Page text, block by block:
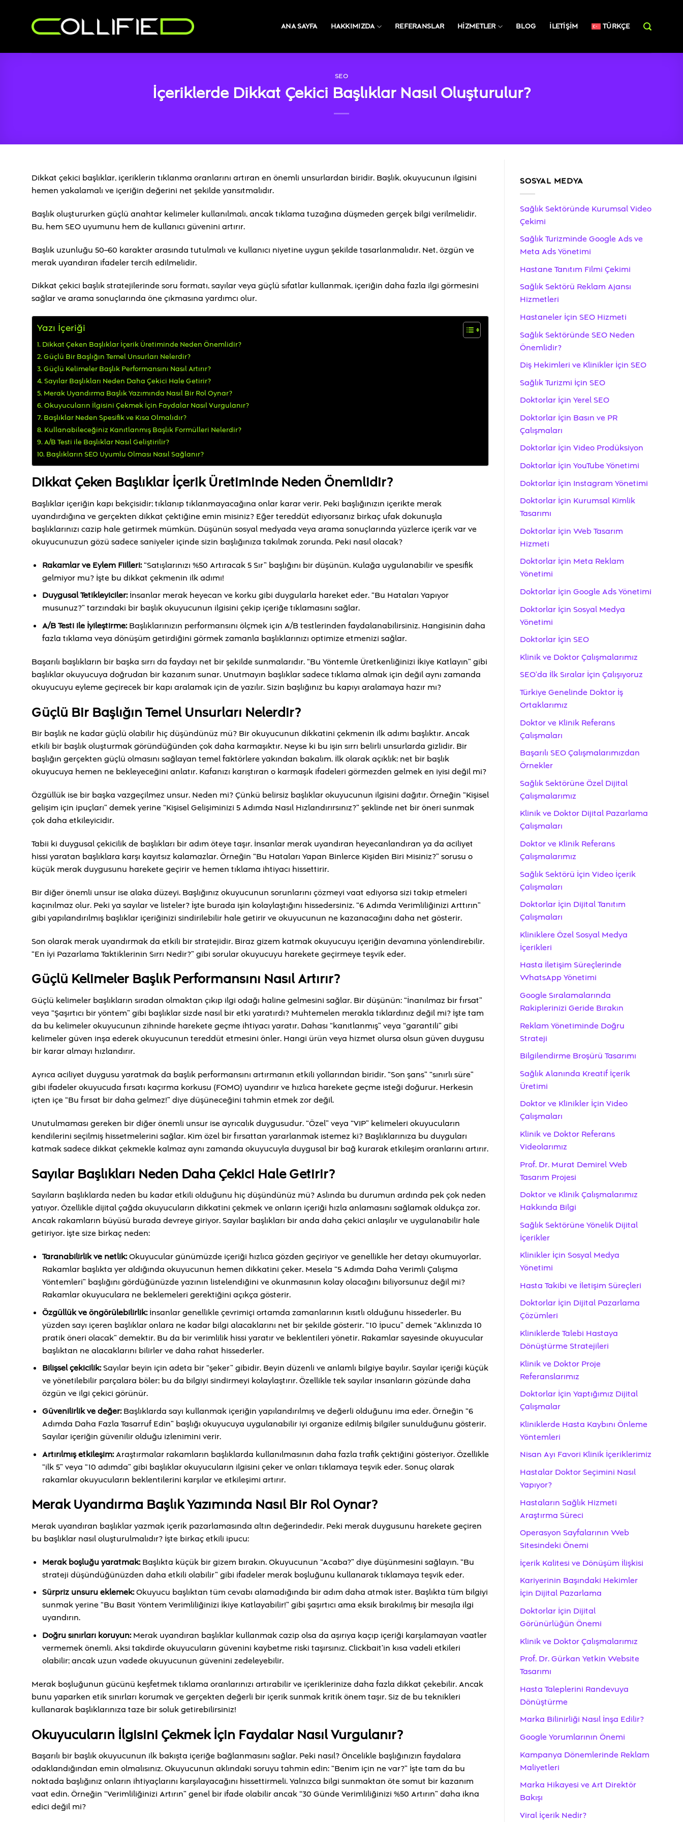
ANA SAYFA HAKKIMIZDA REFERANSLAR HIZMETLER BLOG İLETIŞIM TÜRKÇE
SEO
İçeriklerde Dikkat Çekici Başlıklar Nasıl Oluşturulur?
Dikkat çekici başlıklar, içeriklerin tıklanma oranlarını artıran en önemli unsurlardan biridir. Başlık, okuyucunun ilgisini
hemen yakalamalı ve içeriğin değerini net şekilde yansıtmalıdır.
Başlık oluştururken güçlü anahtar kelimeler kullanılmalı, ancak tıklama tuzağına düşmeden gerçek bilgi verilmelidir.
Bu, hem SEO uyumunu hem de kullanıcı güvenini artırır.
Başlık uzunluğu 50–60 karakter arasında tutulmalı ve kullanıcı niyetine uygun şekilde tasarlanmalıdır. Net, özgün ve
merak uyandıran ifadeler tercih edilmelidir.
Dikkat çekici başlık stratejilerinde soru formatı, sayılar veya güçlü sıfatlar kullanmak, içeriğin daha fazla ilgi görmesini
sağlar ve arama sonuçlarında öne çıkmasına yardımcı olur.
Yazı İçeriği
Dikkat Çeken Başlıklar İçerik Üretiminde Neden Önemlidir?
Güçlü Bir Başlığın Temel Unsurları Nelerdir?
Güçlü Kelimeler Başlık Performansını Nasıl Artırır?
Sayılar Başlıkları Neden Daha Çekici Hale Getirir?
Merak Uyandırma Başlık Yazımında Nasıl Bir Rol Oynar?
Okuyucuların İlgisini Çekmek İçin Faydalar Nasıl Vurgulanır?
Başlıklar Neden Spesifik ve Kısa Olmalıdır?
Kullanabileceğiniz Kanıtlanmış Başlık Formülleri Nelerdir?
A/B Testi ile Başlıklar Nasıl Geliştirilir?
Başlıkların SEO Uyumlu Olması Nasıl Sağlanır?
Dikkat Çeken Başlıklar İçerik Üretiminde Neden Önemlidir?
Başlıklar içeriğin kapı bekçisidir; tıklanıp tıklanmayacağına onlar karar verir. Peki başlığınızın içerikte merak
uyandırdığına ve gerçekten dikkat çektiğine emin misiniz? Eğer tereddüt ediyorsanız birkaç ufak dokunuşla
başlıklarınızı cazip hale getirmek mümkün. Düşünün sosyal medyada veya arama sonuçlarında yüzlerce içerik var ve
okuyucunuzun gözü sadece saniyeler içinde sizin başlığınıza takılmak zorunda. Peki nasıl olacak?
Rakamlar ve Eylem Fiilleri:“Satışlarınızı %50 Artıracak 5 Sır” başlığını bir düşünün. Kulağa uygulanabilir ve spesifik
gelmiyor mu? İşte bu dikkat çekmenin ilk adımı!
Duygusal Tetikleyiciler:İnsanlar merak heyecan ve korku gibi duygularla hareket eder. “Bu Hataları Yapıyor
musunuz?” tarzındaki bir başlık okuyucunun ilgisini çekip içeriğe tıklamasını sağlar.
A/B Testi ile İyileştirme:Başlıklarınızın performansını ölçmek için A/B testlerinden faydalanabilirsiniz. Hangisinin daha
fazla tıklama veya dönüşüm getirdiğini görmek zamanla başlıklarınızı optimize etmenizi sağlar.
Başarılı başlıkların bir başka sırrı da faydayı net bir şekilde sunmalarıdır. “Bu Yöntemle Üretkenliğinizi İkiye Katlayın” gibi
başlıklar okuyucuya doğrudan bir kazanım sunar. Unutmayın başlıklar sadece tıklama almak için değil aynı zamanda
okuyucuyu eyleme geçirecek bir kapı aralamak için de yazılır. Sizin başlığınız bu kapıyı aralamaya hazır mı?
Güçlü Bir Başlığın Temel Unsurları Nelerdir?
Bir başlık ne kadar güçlü olabilir hiç düşündünüz mü? Bir okuyucunun dikkatini çekmenin ilk adımı başlıktır. Ancak
etkili bir başlık oluşturmak göründüğünden çok daha karmaşıktır. Neyse ki bu işin sırrı belirli unsurlarda gizlidir. Bir
başlığın gerçekten güçlü olmasını sağlayan temel faktörlere yakından bakalım. İlk olarak açıklık; net bir başlık
okuyucuya hemen ne bekleyeceğini anlatır. Kafanızı karıştıran o karmaşık ifadeleri görmezden gelmek en iyisi değil mi?
Özgüllük ise bir başka vazgeçilmez unsur. Neden mi? Çünkü belirsiz başlıklar okuyucunun ilgisini dağıtır. Örneğin “Kişisel
gelişim için ipuçları” demek yerine “Kişisel Gelişiminizi 5 Adımda Nasıl Hızlandırırsınız?” şeklinde net bir öneri sunmak
çok daha etkileyicidir.
Tabii ki duygusal çekicilik de başlıkları bir adım öteye taşır. İnsanlar merak uyandıran heyecanlandıran ya da aciliyet
hissi yaratan başlıklara karşı kayıtsız kalamazlar. Örneğin “Bu Hataları Yapan Binlerce Kişiden Biri Misiniz?” sorusu o
küçük merak duygusunu harekete geçirir ve hemen tıklama ihtiyacı hissettirir.
Bir diğer önemli unsur ise alaka düzeyi. Başlığınız okuyucunun sorunlarını çözmeyi vaat ediyorsa sizi takip etmeleri
kaçınılmaz olur. Peki ya sayılar ve listeler? İşte burada işin kolaylaştığını hissedersiniz. “6 Adımda Verimliliğinizi Arttırın”
gibi yapılandırılmış başlıklar içeriğinizi sindirilebilir hale getirir ve okuyucunun ne kazanacağını daha net gösterir.
Son olarak merak uyandırmak da etkili bir stratejidir. Biraz gizem katmak okuyucuyu içeriğin devamına yönlendirebilir.
“En İyi Pazarlama Taktiklerinin Sırrı Nedir?” gibi sorular okuyucuyu harekete geçirmeye teşvik eder.
Güçlü Kelimeler Başlık Performansını Nasıl Artırır?
Güçlü kelimeler başlıkların sıradan olmaktan çıkıp ilgi odağı haline gelmesini sağlar. Bir düşünün: “İnanılmaz bir fırsat”
veya “Şaşırtıcı bir yöntem” gibi başlıklar sizde nasıl bir etki yaratırdı? Muhtemelen merakla tıklardınız değil mi? İşte tam
da bu kelimeler okuyucunun zihninde harekete geçme ihtiyacı yaratır. Dahası “kanıtlanmış” veya “garantili” gibi
kelimeler güven inşa ederek okuyucunun tereddüt etmesini önler. Hangi ürün veya hizmet olursa olsun güven duygusu
bir karar almayı hızlandırır.
Ayrıca aciliyet duygusu yaratmak da başlık performansını artırmanın etkili yollarından biridir. “Son şans” “sınırlı süre”
gibi ifadeler okuyucuda fırsatı kaçırma korkusu (FOMO) uyandırır ve hızlıca harekete geçme isteği doğurur. Herkesin
içten içe “Bu fırsat bir daha gelmez!” diye düşüneceğini tahmin etmek zor değil.
Unutulmaması gereken bir diğer önemli unsur ise ayrıcalık duygusudur. “Özel” veya “VIP” kelimeleri okuyucuların
kendilerini seçilmiş hissetmelerini sağlar. Kim özel bir fırsattan yararlanmak istemez ki? Başlıklarınıza bu duyguları
katmak sadece dikkat çekmekle kalmaz aynı zamanda okuyucuyla duygusal bir bağ kurarak etkileşim oranlarını artırır.
Sayılar Başlıkları Neden Daha Çekici Hale Getirir?
Sayıların başlıklarda neden bu kadar etkili olduğunu hiç düşündünüz mü? Aslında bu durumun ardında pek çok neden
yatıyor. Özellikle dijital çağda okuyucuların dikkatini çekmek ve onların içeriği hızla anlamasını sağlamak oldukça zor.
Ancak rakamların büyüsü burada devreye giriyor. Sayılar başlıkları bir anda daha çekici anlaşılır ve uygulanabilir hale
getiriyor. İşte size birkaç neden:
Taranabilirlik ve netlik:Okuyucular günümüzde içeriği hızlıca gözden geçiriyor ve genellikle her detayı okumuyorlar.
Rakamlar başlıkta yer aldığında okuyucunun hemen dikkatini çeker. Mesela “5 Adımda Daha Verimli Çalışma
Yöntemleri” başlığını gördüğünüzde yazının listelendiğini ve okunmasının kolay olacağını biliyorsunuz değil mi?
Rakamlar okuyuculara ne beklemeleri gerektiğini açıkça gösterir.
Özgüllük ve öngörülebilirlik:İnsanlar genellikle çevrimiçi ortamda zamanlarının kısıtlı olduğunu hissederler. Bu
yüzden sayı içeren başlıklar onlara ne kadar bilgi alacaklarını net bir şekilde gösterir. “10 İpucu” demek “Aklınızda 10
pratik öneri olacak” demektir. Bu da bir verimlilik hissi yaratır ve beklentileri yönetir. Rakamlar sayesinde okuyucular
başlıktan ne alacaklarını bilirler ve daha rahat hissederler.
Bilişsel çekicilik:Sayılar beyin için adeta bir “şeker” gibidir. Beyin düzenli ve anlamlı bilgiye bayılır. Sayılar içeriği küçük
ve yönetilebilir parçalara böler; bu da bilgiyi sindirmeyi kolaylaştırır. Özellikle tek sayılar insanların gözünde daha
özgün ve ilgi çekici görünür.
Güvenilirlik ve değer:Başlıklarda sayı kullanmak içeriğin yapılandırılmış ve değerli olduğunu ima eder. Örneğin “6
Adımda Daha Fazla Tasarruf Edin” başlığı okuyucuya uygulanabilir iyi organize edilmiş bilgiler sunulduğunu gösterir.
Sayılar içeriğin güvenilir olduğu izlenimini verir.
Artırılmış etkileşim:Araştırmalar rakamların başlıklarda kullanılmasının daha fazla trafik çektiğini gösteriyor. Özellikle
“ilk 5” veya “10 adımda” gibi başlıklar okuyucuların ilgisini çeker ve onları tıklamaya teşvik eder. Sonuç olarak
rakamlar okuyucuların beklentilerini karşılar ve etkileşimi artırır.
Merak Uyandırma Başlık Yazımında Nasıl Bir Rol Oynar?
Merak uyandıran başlıklar yazmak içerik pazarlamasında altın değerindedir. Peki merak duygusunu harekete geçiren
bu başlıklar nasıl oluşturulmalıdır? İşte birkaç etkili ipucu:
Merak boşluğu yaratmak:Başlıkta küçük bir gizem bırakın. Okuyucunun “Acaba?” diye düşünmesini sağlayın. “Bu
strateji düşündüğünüzden daha etkili olabilir” gibi ifadeler merak boşluğunu kullanarak tıklamaya teşvik eder.
Sürpriz unsuru eklemek:Okuyucu başlıktan tüm cevabı alamadığında bir adım daha atmak ister. Başlıkta tüm bilgiyi
sunmak yerine “Bu Basit Yöntem Verimliliğinizi İkiye Katlayabilir!” gibi şaşırtıcı ama eksik bırakılmış bir mesajla ilgi
uyandırın.
Doğru sınırları koruyun:Merak uyandıran başlıklar kullanmak cazip olsa da aşırıya kaçıp içeriği karşılamayan vaatler
vermemek önemli. Aksi takdirde okuyucuların güvenini kaybetme riski taşırsınız. Clickbait’in kısa vadeli etkileri
olabilir; ancak uzun vadede okuyucunun güvenini zedeleyebilir.
Merak boşluğunun gücünü keşfetmek tıklama oranlarınızı artırabilir ve içeriklerinize daha fazla dikkat çekebilir. Ancak
bunu yaparken etik sınırları korumak ve gerçekten değerli bir içerik sunmak kritik önem taşır. Siz de bu teknikleri
kullanarak başlıklarınıza taze bir soluk getirebilirsiniz!
Okuyucuların İlgisini Çekmek İçin Faydalar Nasıl Vurgulanır?
Başarılı bir başlık okuyucunun ilk bakışta içeriğe bağlanmasını sağlar. Peki nasıl? Öncelikle başlığınızın faydalara
odaklandığından emin olmalısınız. Okuyucunun aklındaki soruyu tahmin edin: “Benim için ne var?” İşte tam da bu
noktada başlığınız onların ihtiyaçlarını karşılayacağını hissettirmeli. Yalnızca bilgi sunmaktan öte somut bir kazanım
vaat edin. Örneğin “Verimliliğinizi Artırın” genel bir ifade olabilir ancak “30 Günde Verimliliğinizi %50 Artırın” daha ikna
edici değil mi?
SOSYAL MEDYA
Sağlık Sektöründe Kurumsal Video
Çekimi
Sağlık Turizminde Google Ads ve
Meta Ads Yönetimi
Hastane Tanıtım Filmi Çekimi
Sağlık Sektörü Reklam Ajansı
Hizmetleri
Hastaneler İçin SEO Hizmeti
Sağlık Sektöründe SEO Neden
Önemlidir?
Diş Hekimleri ve Klinikler İçin SEO
Sağlık Turizmi İçin SEO
Doktorlar İçin Yerel SEO
Doktorlar İçin Basın ve PR
Çalışmaları
Doktorlar İçin Video Prodüksiyon
Doktorlar İçin YouTube Yönetimi
Doktorlar İçin Instagram Yönetimi
Doktorlar İçin Kurumsal Kimlik
Tasarımı
Doktorlar İçin Web Tasarım
Hizmeti
Doktorlar İçin Meta Reklam
Yönetimi
Doktorlar İçin Google Ads Yönetimi
Doktorlar İçin Sosyal Medya
Yönetimi
Doktorlar İçin SEO
Klinik ve Doktor Çalışmalarımız
SEO’da İlk Sıralar İçin Çalışıyoruz
Türkiye Genelinde Doktor İş
Ortaklarımız
Doktor ve Klinik Referans
Çalışmaları
Başarılı SEO Çalışmalarımızdan
Örnekler
Sağlık Sektörüne Özel Dijital
Çalışmalarımız
Klinik ve Doktor Dijital Pazarlama
Çalışmaları
Doktor ve Klinik Referans
Çalışmalarımız
Sağlık Sektörü İçin Video İçerik
Çalışmaları
Doktorlar İçin Dijital Tanıtım
Çalışmaları
Kliniklere Özel Sosyal Medya
İçerikleri
Hasta İletişim Süreçlerinde
WhatsApp Yönetimi
Google Sıralamalarında
Rakiplerinizi Geride Bırakın
Reklam Yönetiminde Doğru
Strateji
Bilgilendirme Broşürü Tasarımı
Sağlık Alanında Kreatif İçerik
Üretimi
Doktor ve Klinikler İçin Video
Çalışmaları
Klinik ve Doktor Referans
Videolarımız
Prof. Dr. Murat Demirel Web
Tasarım Projesi
Doktor ve Klinik Çalışmalarımız
Hakkında Bilgi
Sağlık Sektörüne Yönelik Dijital
İçerikler
Klinikler İçin Sosyal Medya
Yönetimi
Hasta Takibi ve İletişim Süreçleri
Doktorlar İçin Dijital Pazarlama
Çözümleri
Kliniklerde Talebi Hastaya
Dönüştürme Stratejileri
Klinik ve Doktor Proje
Referanslarımız
Doktorlar İçin Yaptığımız Dijital
Çalışmalar
Kliniklerde Hasta Kaybını Önleme
Yöntemleri
Nisan Ayı Favori Klinik İçeriklerimiz
Hastalar Doktor Seçimini Nasıl
Yapıyor?
Hastaların Sağlık Hizmeti
Araştırma Süreci
Operasyon Sayfalarının Web
Sitesindeki Önemi
İçerik Kalitesi ve Dönüşüm İlişkisi
Kariyerinin Başındaki Hekimler
İçin Dijital Pazarlama
Doktorlar İçin Dijital
Görünürlüğün Önemi
Klinik ve Doktor Çalışmalarımız
Prof. Dr. Gürkan Yetkin Website
Tasarımı
Hasta Taleplerini Randevuya
Dönüştürme
Marka Bilinirliği Nasıl İnşa Edilir?
Google Yorumlarının Önemi
Kampanya Dönemlerinde Reklam
Maliyetleri
Marka Hikayesi ve Art Direktör
Bakışı
Viral İçerik Nedir?